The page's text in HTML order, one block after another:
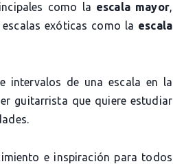
como la escala mayor,
exóticas como la escala
intervalos de una escala en la
guitarrista que quiere estudiar
e inspiración para todos